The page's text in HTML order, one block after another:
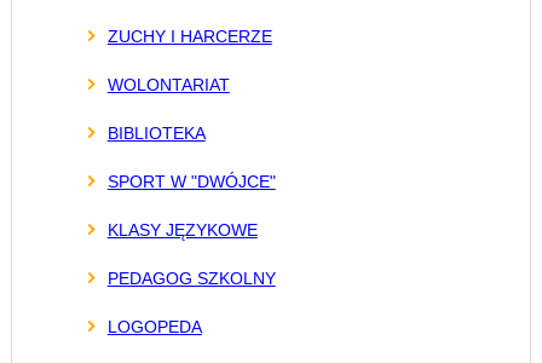
ZUCHY I HARCERZE
WOLONTARIAT
BIBLIOTEKA
SPORT W "DWÓJCE"
KLASY JĘZYKOWE
PEDAGOG SZKOLNY
LOGOPEDA